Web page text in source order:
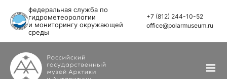
федеральная служба по
гидрометеорологии
и мониторингу окружающей
среды
+7 (812) 244-10-52
office@polarmuseum.ru